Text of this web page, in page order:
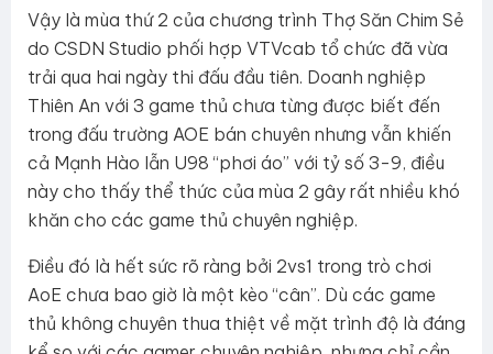
Vậy là mùa thứ 2 của chương trình Thợ Săn Chim Sẻ
do CSDN Studio phối hợp VTVcab tổ chức đã vừa
trải qua hai ngày thi đấu đầu tiên. Doanh nghiệp
Thiên An với 3 game thủ chưa từng được biết đến
trong đấu trường AOE bán chuyên nhưng vẫn khiến
cả Mạnh Hào lẫn U98 “phơi áo” với tỷ số 3-9, điều
này cho thấy thể thức của mùa 2 gây rất nhiều khó
khăn cho các game thủ chuyên nghiệp.
Điều đó là hết sức rõ ràng bởi 2vs1 trong trò chơi
AoE chưa bao giờ là một kèo “cân”. Dù các game
thủ không chuyên thua thiệt về mặt trình độ là đáng